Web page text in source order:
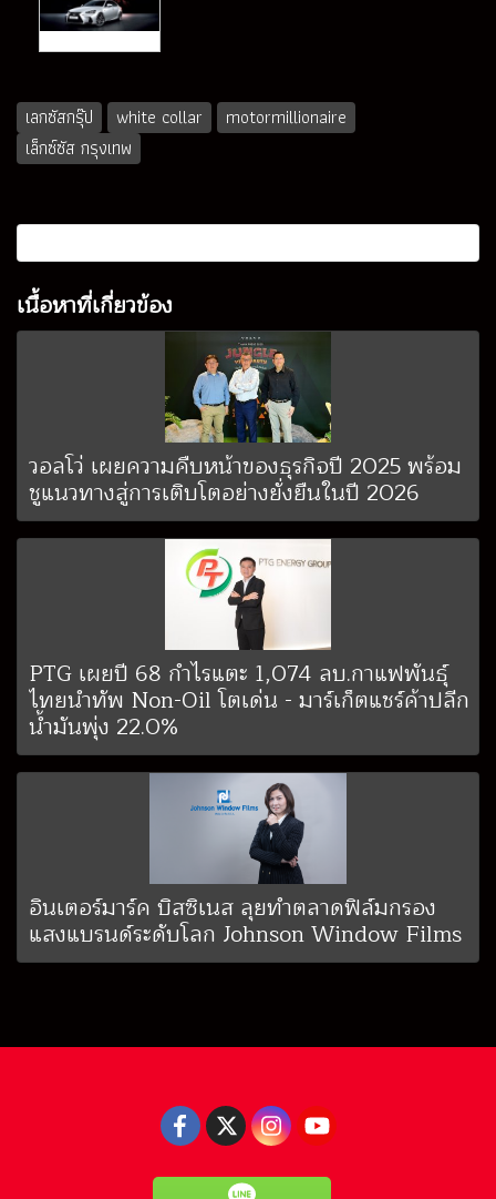
เลกซัสกรุ๊ป white collar
motormillionaire
เล็กซ์ซัส กรุงเทพ
เนื้อหาที่เกี่ยวข้อง
วอลโว่ เผยความคืบหน้าของธุรกิจปี 2025 พร้อม
ชูแนวทางสู่การเติบโตอย่างยั่งยืนในปี 2026
PTG เผยปี 68 กำไรแตะ 1,074 ลบ.กาแฟพันธุ์
ไทยนำทัพ Non-Oil โตเด่น - มาร์เก็ตแชร์ค้าปลีก
น้ำมันพุ่ง 22.0%
อินเตอร์มาร์ค บิสซิเนส ลุยทำตลาดฟิล์มกรอง
แสงแบรนด์ระดับโลก Johnson Window Films